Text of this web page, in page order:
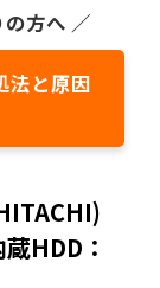
方へ ／
法と原因
HDD：